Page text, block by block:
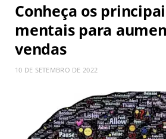
Conheça os
mentais para
vendas
10 DE SETEMBRO DE 2022